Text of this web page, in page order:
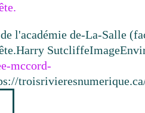
l'académie de-La-Salle
Harry SutcliffeImage
mccord-